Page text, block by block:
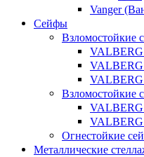
Vanger
Сейфы
Взломостойкие
Огнестойкие
Металлические